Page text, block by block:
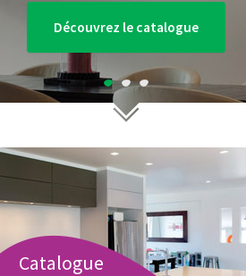
Découvrez le catalogue
Catalogue